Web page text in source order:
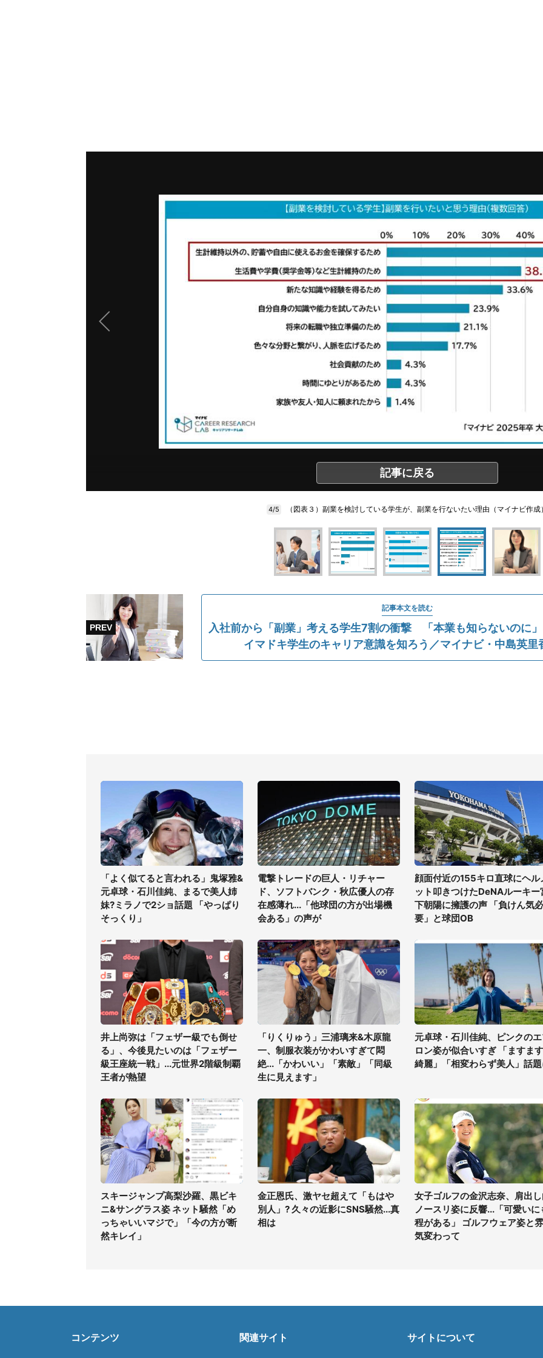
記事に戻る
4/5 （図表３）副業を検討している学生が、副業を行ないたい理由（マイナビ作成
記事本文を読む
入社前から「副業」考える学生7割の衝撃 「本業も知らないのに
イマドキ学生のキャリア意識を知ろう／マイナビ・中島英里
「よく似てると言われる」鬼塚雅&
元卓球・石川佳純、まるで美人姉
妹?ミラノで2ショ話題 「やっぱり
そっくり」
電撃トレードの巨人・リチャー
ド、ソフトバンク・秋広優人の存
在感薄れ...「他球団の方が出場機
会ある」の声が
顔面付近の155キロ直球にヘル
ット叩きつけたDeNAルーキー
下朝陽に擁護の声 「負けん気必
要」と球団OB
井上尚弥は「フェザー級でも倒せ
る」、今後見たいのは「フェザー
級王座統一戦」...元世界2階級制覇
王者が熱望
「りくりゅう」三浦璃来&木原龍
一、制服衣装がかわいすぎて悶
絶...「かわいい」「素敵」「同級
生に見えます」
元卓球・石川佳純、ピンクの
ロン姿が似合いすぎ 「ますま
綺麗」「相変わらず美人」話
スキージャンプ高梨沙羅、黒ビキ
ニ&サングラス姿 ネット騒然「め
っちゃいいマジで」「今の方が断
然キレイ」
金正恩氏、激ヤセ超えて「もはや
別人」? 久々の近影にSNS騒然...真
相は
女子ゴルフの金沢志奈、肩出
ノースリ姿に反響...「可愛いに
程がある」 ゴルフウェア姿と
気変わって
コンテンツ 関連サイト サイトについて